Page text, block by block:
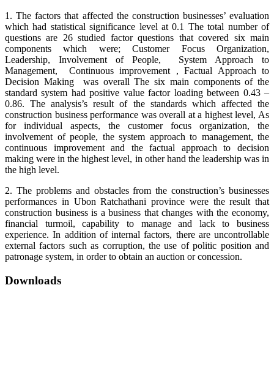
1. The factors that affected the construction businesses’ evaluation
which had statistical significance level at 0.1 The total number of
questions are 26 studied factor questions that covered six main
components which were; Customer Focus Organization,
Leadership, Involvement of People, System Approach to
Management, Continuous improvement , Factual Approach to
Decision Making was overall The six main components of the
standard system had positive value factor loading between 0.43 –
0.86. The analysis’s result of the standards which affected the
construction business performance was overall at a highest level, As
for individual aspects, the customer focus organization, the
involvement of people, the system approach to management, the
continuous improvement and the factual approach to decision
making were in the highest level, in other hand the leadership was in
the high level.
2. The problems and obstacles from the construction’s businesses
performances in Ubon Ratchathani province were the result that
construction business is a business that changes with the economy,
financial turmoil, capability to manage and lack to business
experience. In addition of internal factors, there are uncontrollable
external factors such as corruption, the use of politic position and
patronage system, in order to obtain an auction or concession.
Downloads